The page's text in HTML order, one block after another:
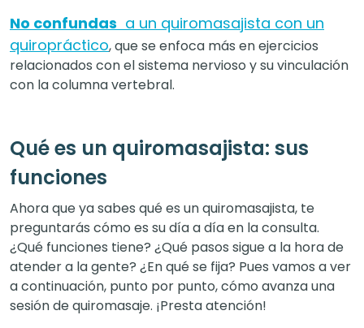
No confundas a un quiromasajista con un
quiropráctico, que se enfoca más en ejercicios
relacionados con el sistema nervioso y su vinculación
con la columna vertebral.
Qué es un quiromasajista: sus
funciones
Ahora que ya sabes qué es un quiromasajista, te
preguntarás cómo es su día a día en la consulta.
¿Qué funciones tiene? ¿Qué pasos sigue a la hora de
atender a la gente? ¿En qué se fija? Pues vamos a ver
a continuación, punto por punto, cómo avanza una
sesión de quiromasaje. ¡Presta atención!